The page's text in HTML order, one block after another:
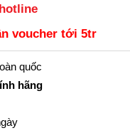
hotline
voucher tới 5tr
quốc
hãng